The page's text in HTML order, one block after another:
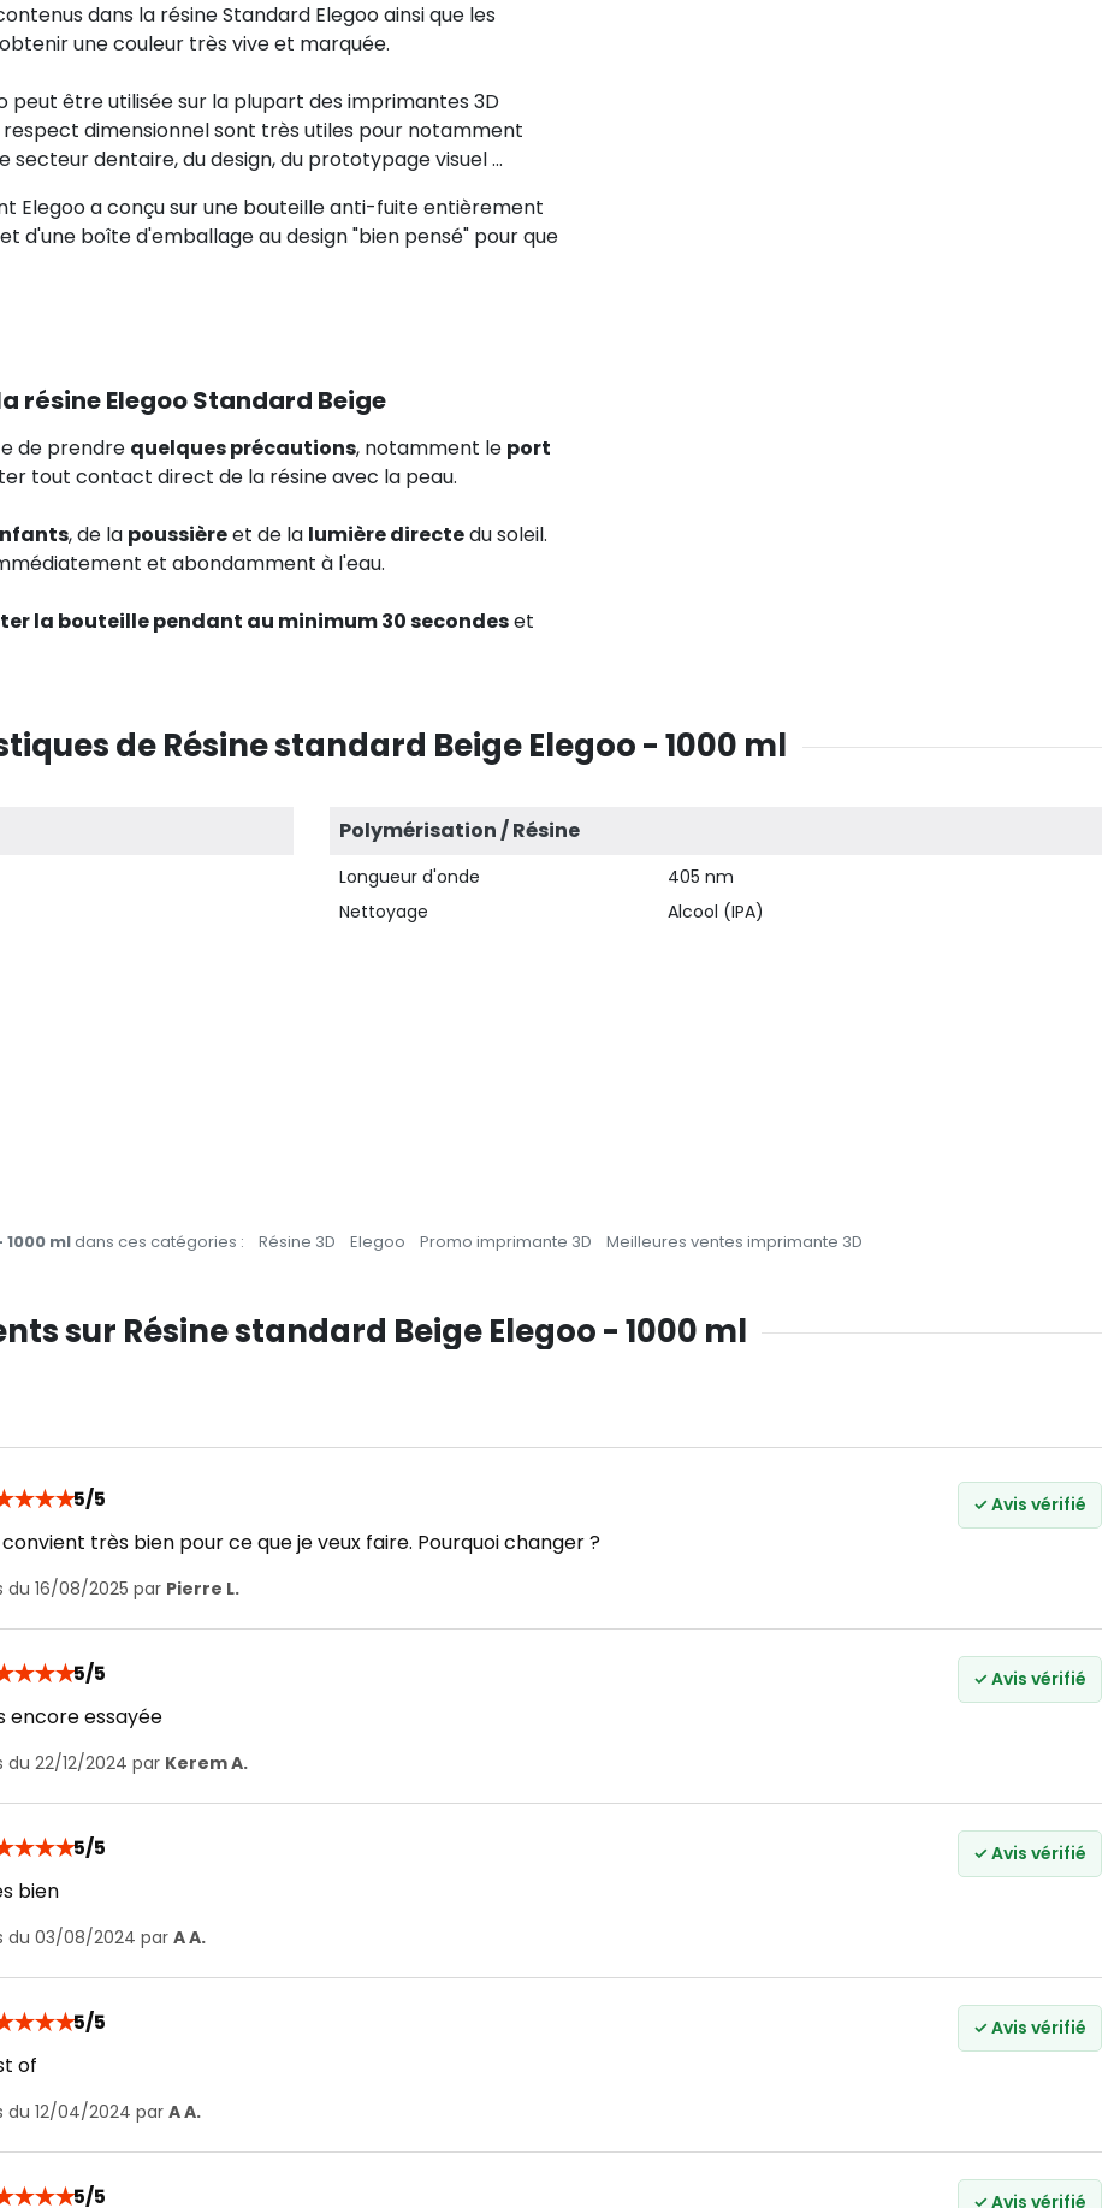
dans la résine Standard Elegoo ainsi que les
une couleur très vive et marquée.
peut être utilisée sur la plupart des imprimantes 3D
respect dimensionnel sont très utiles pour notamment
dentaire, du design, du prototypage visuel ...
Elegoo a conçu sur une bouteille anti-fuite entièrement
d'une boîte d'emballage au design "bien pensé" pour que
résine Elegoo Standard Beige
de prendre quelques précautions, notamment le port
tout contact direct de la résine avec la peau.
, de la poussièreet de la lumière directedu soleil.
et abondamment à l'eau.
la bouteille pendant au minimum 30 secondeset
de Résine standard Beige Elegoo - 1000 ml
Polymérisation / Résine
Longueur d'onde
405 nm
Nettoyage
Alcool (IPA)
mldans ces catégories : Résine 3D Elegoo Promo imprimante 3D Meilleures ventes imprimante 3D
sur Résine standard Beige Elegoo - 1000 ml
★★★5/5 ✓ Avis vérifié
très bien pour ce que je veux faire. Pourquoi changer ?
du 16/08/2025 par Pierre L.
★★★5/5 ✓ Avis vérifié
encore essayée
du 22/12/2024 par Kerem A.
★★★5/5 ✓ Avis vérifié
bien
du 03/08/2024 par A A.
★★★5/5 ✓ Avis vérifié
of
du 12/04/2024 par A A.
★★★5/5 ✓ Avis vérifié